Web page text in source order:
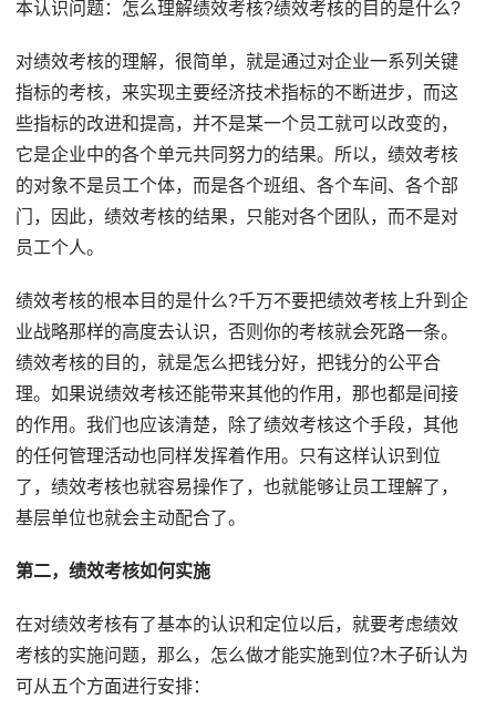
本认识问题：怎么理解绩效考核?绩效考核的目的是什么?
对绩效考核的理解，很简单，就是通过对企业一系列关键
指标的考核，来实现主要经济技术指标的不断进步，而这
些指标的改进和提高，并不是某一个员工就可以改变的，
它是企业中的各个单元共同努力的结果。所以，绩效考核
的对象不是员工个体，而是各个班组、各个车间、各个部
门，因此，绩效考核的结果，只能对各个团队，而不是对
员工个人。
绩效考核的根本目的是什么?千万不要把绩效考核上升到企
业战略那样的高度去认识，否则你的考核就会死路一条。
绩效考核的目的，就是怎么把钱分好，把钱分的公平合
理。如果说绩效考核还能带来其他的作用，那也都是间接
的作用。我们也应该清楚，除了绩效考核这个手段，其他
的任何管理活动也同样发挥着作用。只有这样认识到位
了，绩效考核也就容易操作了，也就能够让员工理解了，
基层单位也就会主动配合了。
第二，绩效考核如何实施
在对绩效考核有了基本的认识和定位以后，就要考虑绩效
考核的实施问题，那么，怎么做才能实施到位?木子斫认为
可从五个方面进行安排：